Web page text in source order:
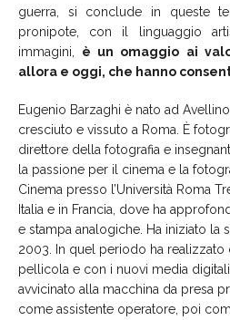
guerra, si conclude in queste
pronipote, con il linguaggio
immagini, è un omaggio ai
allora e oggi, che hanno
Eugenio Barzaghi è nato ad
cresciuto e vissuto a Roma. È
direttore della fotografia e
la passione per il cinema e la
Cinema presso l’Università Roma
Italia e in Francia, dove ha
e stampa analogiche. Ha iniziato la
2003. In quel periodo ha realizzato
pellicola e con i nuovi media
avvicinato alla macchina da presa
come assistente operatore, poi